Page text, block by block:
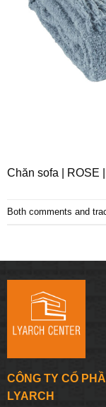
Chăn sofa | ROSE
Both comments and
CÔNG TY CỔ
LYARCH